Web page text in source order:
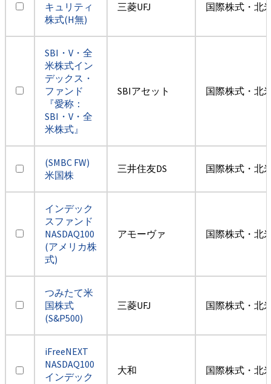
キュリティ
株式(H無)
三菱UFJ 国際株式・北
SBI・V・全
米株式イン
デックス・
ファンド
『愛称：
SBI・V・全
米株式』
SBIアセット 国際株式・北
(SMBC FW)
米国株
三井住友DS 国際株式・北
インデック
スファンド
NASDAQ100
(アメリカ株
式)
アモーヴァ 国際株式・北
つみたて米
国株式
(S&P500)
三菱UFJ 国際株式・北
iFreeNEXT
NASDAQ100
インデック
大和 国際株式・北